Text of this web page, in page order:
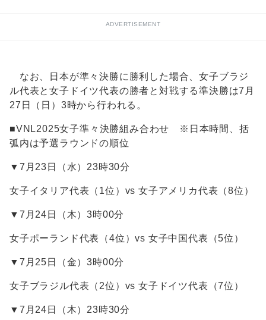
ADVERTISEMENT
なお、日本が準々決勝に勝利した場合、女子ブラジ
ル代表と女子ドイツ代表の勝者と対戦する準決勝は7月
27日（日）3時から行われる。
■VNL2025女子準々決勝組み合わせ ※日本時間、括
弧内は予選ラウンドの順位
▼7月23日（水）23時30分
女子イタリア代表（1位）vs 女子アメリカ代表（8位）
▼7月24日（木）3時00分
女子ポーランド代表（4位）vs 女子中国代表（5位）
▼7月25日（金）3時00分
女子ブラジル代表（2位）vs 女子ドイツ代表（7位）
▼7月24日（木）23時30分